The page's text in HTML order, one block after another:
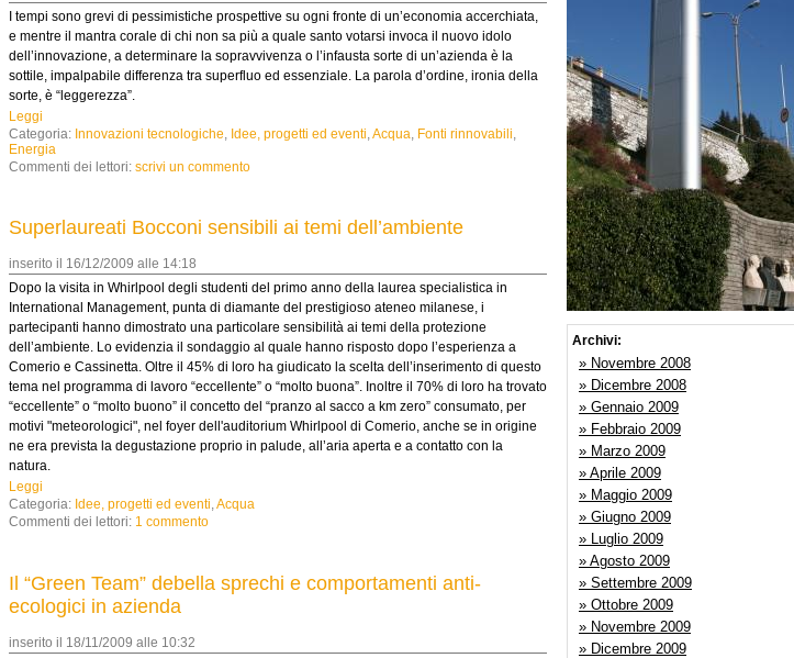
I tempi sono grevi di pessimistiche prospettive su ogni fronte di un’economia accerchiata,
e mentre il mantra corale di chi non sa più a quale santo votarsi invoca il nuovo idolo
dell’innovazione, a determinare la sopravvivenza o l’infausta sorte di un’azienda è la
sottile, impalpabile differenza tra superfluo ed essenziale. La parola d’ordine, ironia della
sorte, è “leggerezza”.
Leggi
Categoria: Innovazioni tecnologiche Idee, progetti ed eventi Acqua Fonti rinnovabili
Energia
Commenti dei lettori: scrivi un commento
Superlaureati Bocconi sensibili ai temi dell’ambiente
inserito il 16/12/2009 alle 14:18
Dopo la visita in Whirlpool degli studenti del primo anno della laurea specialistica in
International Management, punta di diamante del prestigioso ateneo milanese, i
partecipanti hanno dimostrato una particolare sensibilità ai temi della protezione
dell’ambiente. Lo evidenzia il sondaggio al quale hanno risposto dopo l’esperienza a
Comerio e Cassinetta. Oltre il 45% di loro ha giudicato la scelta dell’inserimento di questo
tema nel programma di lavoro “eccellente” o “molto buona”. Inoltre il 70% di loro ha trovato
“eccellente” o “molto buono” il concetto del “pranzo al sacco a km zero” consumato, per
motivi "meteorologici", nel foyer dell'auditorium Whirlpool di Comerio, anche se in origine
ne era prevista la degustazione proprio in palude, all’aria aperta e a contatto con la
natura.
Leggi
Categoria: Idee, progetti ed eventi,Acqua
Commenti dei lettori: 1 commento
Il “Green Team” debella sprechi e comportamenti anti-
ecologici in azienda
inserito il 18/11/2009 alle 10:32
Archivi:
» Novembre 2008
» Dicembre 2008
» Gennaio 2009
» Febbraio 2009
» Marzo 2009
» Aprile 2009
» Maggio 2009
» Giugno 2009
» Luglio 2009
» Agosto 2009
» Settembre 2009
» Ottobre 2009
» Novembre 2009
» Dicembre 2009